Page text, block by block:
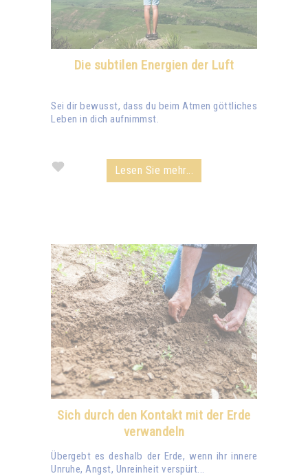
Die subtilen Energien der Luft
Sei dir bewusst, dass du beim Atmen göttliches
Leben in dich aufnimmst.
Lesen Sie mehr...
Sich durch den Kontakt mit der Erde
verwandeln
Übergebt es deshalb der Erde, wenn ihr innere
Unruhe, Angst, Unreinheit verspürt...